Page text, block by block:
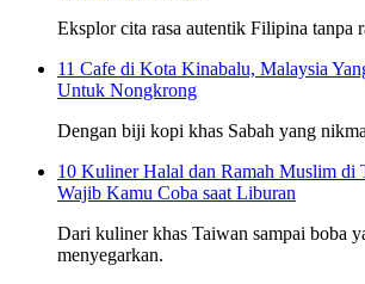
Eksplor cita rasa autentik Filipina tanpa
11 Cafe di Kota Kinabalu, Malaysia
Untuk Nongkrong
Dengan biji kopi khas Sabah yang
10 Kuliner Halal dan Ramah Muslim di
Wajib Kamu Coba saat Liburan
Dari kuliner khas Taiwan sampai boba
menyegarkan.